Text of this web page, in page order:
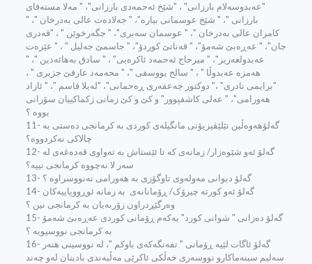
"عه‌بدوسه‌لام بارزانی" ، "شێخ ئه‌حمه‌دی بارزانی"، " مه‌لا مسته‌فای
بارزانی "، " شێخ عوسمانی بیاره‌"، " جه‌لاده‌ت عالی به‌درخان "، "
کامران عا‌لی به‌درخان "، " عوسمان سه‌بری"، " جگه‌رخوێن " ، "قه‌دری
جان"، " عه‌ڕه‌بێ شه‌مۆ"، " قه‌ناتێ کوردۆ"، " جاسمێ جه‌لیل " ، " عێزه‌ت
عه‌بدولعه‌زیز"، " میرحاج ئه‌حمه‌د ئاکره‌یی" ، " سادق به‌هائه‌دین "، "
هه‌مزه‌ عه‌بدوڵا " ، " سالح یووسفی "، " محه‌مه‌د عارفێ جزیری " ،
"برایمی نادری" ،" دوکتور جه‌عفه‌ری ڕه‌حمانی"، "له‌یلا قاسم "، " ئازاد
هه‌ورامی"، " عه‌لی کاشفپوور" و کێ و کێ زمانی زکماکییان سۆرانی
بووه‌ ؟
11- گه‌لۆهه‌وه‌ڵین تێلێڤیزیۆنی مانگیله‌ی کوردی به‌ کرمانجی ده‌ستی به‌
چالاکی نه‌کردووه‌؟
12- گه‌لۆ ئه‌و شێوه‌زار/ زمانه‌ی که‌ تا ئێستاش به‌ ته‌واوی قه‌ده‌غه‌ی له‌
سه‌ر لا نه‌چووه‌ کرمانجی نییه‌؟
13- گه‌لۆ دیوانی مه‌وله‌وی تاوگۆزی به‌ هه‌ورامی نه‌نووسراوه‌ ؟
14- گه‌لۆ ئه‌و کورته‌ چیرۆک/ ڕۆمانانه‌ی ‌ به‌ زمانه‌ ئوڕووپاییه‌کان
وه‌رگێڕدراون زۆربه‌یان به‌ کرمانجی نین ؟
15- گه‌لۆ ده‌زانی " شوانی کورد" یه‌که‌م ڕۆمانی کوردی عه‌ڕه‌بێ شه‌مۆ
به‌ کرمانجی نووسیویه‌ ؟
16- گه‌لۆ ئاگات لێیه‌ ڕۆمانی " تفه‌نگه‌که‌ی باوکم "، له‌ نووسینی هنه‌ر
سه‌لیم سینه‌ماکارو نووسه‌ری خه‌ڵکی ئاکرێی مه‌ڵبه‌ندی بادینان له‌و چه‌ند